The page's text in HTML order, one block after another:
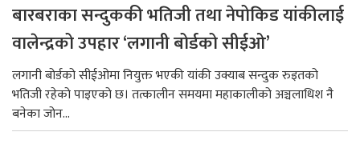
बारबराका सन्दुककी भतिजी तथा नेपोकिड यांकीलाई
वालेन्द्रको उपहार ‘लगानी बोर्डको सीईओ’
लगानी बोर्डको सीईओमा नियुक्त भएकी यांकी उक्याब सन्दुक रुइतको
भतिजी रहेको पाइएको छ। तत्कालीन समयमा महाकालीको अञ्चलाधिश नै
बनेका जोन...